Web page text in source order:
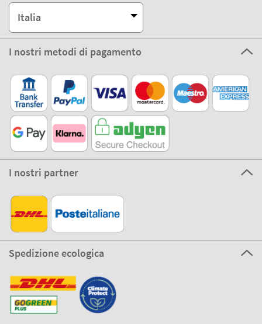
Italia
I nostri metodi di pagamento
I nostri partner
Spedizione ecologica